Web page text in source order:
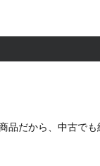
品だから、中古で